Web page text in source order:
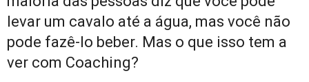
levar um cavalo até a água, mas você não
pode fazê-lo beber. Mas o que isso tem a
ver com Coaching?